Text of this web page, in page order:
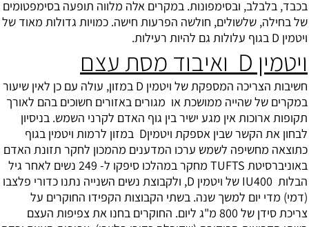
בכבד, בלבלב, ובסימפונות. במקרים אלה מלווה תופעה בסימפטומים
של בחילה, שלשולים, חולשה הפרעות חישה. כמויות גדולות מאוד של
ויטמין D בגוף עלולות גם להיות רעילות.
ויטמין D ואיבוד מסת עצם
חשיבות הצריכה המספקת של ויטמין D במזון, עולה עם כן לאין שיעור
במקרים של שהייה ממושכת או מגורים באזורים חשוכים בהם לאורך
תקופות ארוכות אין מגע ישיר בין גוף האדם לקרני השמש. בניסיון
לבחון את הקשר שבין אספקת ויטמיןD במזון לרמות ויטמין בגוף
כתוצאה מחשיפה לשמש ערכו המדענים מהמכון לחקר תזונת האדם
באוניברסיטת TUFTS מחקר במהלכו סיפקו ל- 249 נשים לאחר גיל
הבלות IU400 של ויטמין D, ולקבוצת נשים השנייה נתנו כדורי פלצבו
(דמי) מדי יום למשך שנה. בשתי הקבוצות הקפידו החוקרים על
צריכת סידן של 800 מ"ג ליום. החוקרים בחנו את צפיפות העצם